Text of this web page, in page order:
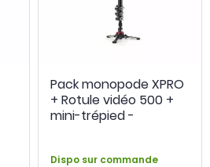
Pack monopode XPRO
+ Rotule vidéo 500 +
mini-trépied -
Dispo sur commande